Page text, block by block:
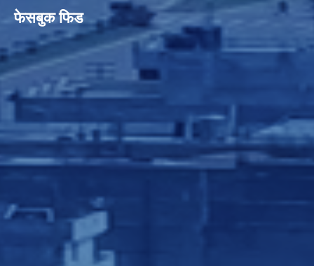
फेसबुक फिड